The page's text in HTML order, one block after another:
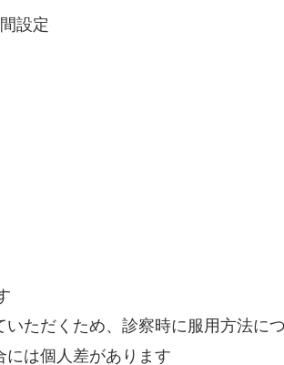
設定
ただくため、診察時に服用方法に
は個人差があります